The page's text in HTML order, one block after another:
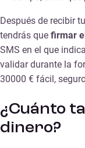
Después de recibir
tendrás que firmar
SMS en el que
validar durante la
30000 € fácil,
¿Cuánto
dinero?